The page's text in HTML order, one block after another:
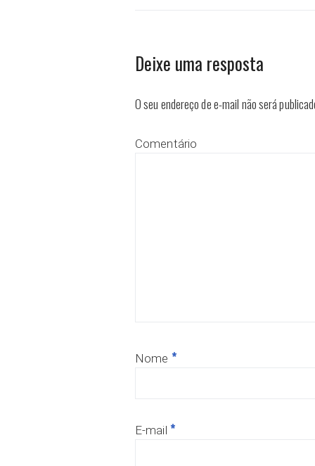
Deixe uma resposta
O seu endereço de e-mail não será
Comentário
Nome *
E-mail *